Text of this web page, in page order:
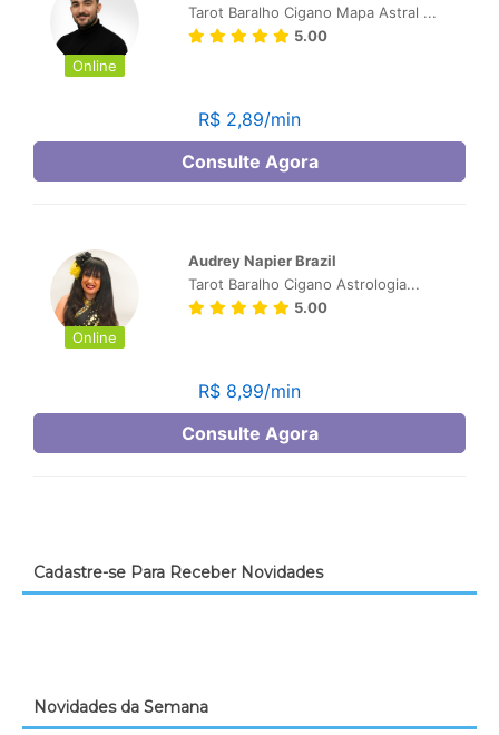
Cadastre-se Para Receber Novidades
Novidades da Semana